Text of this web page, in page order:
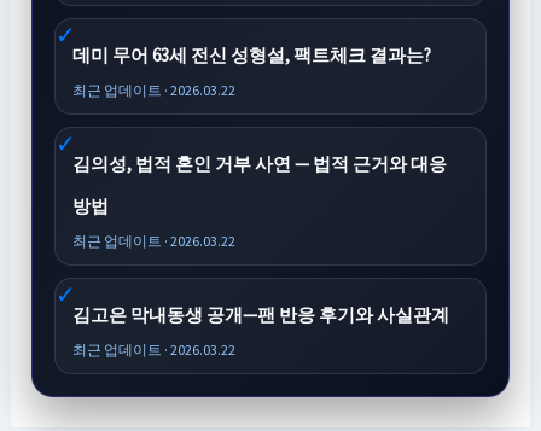
데미 무어 63세 전신 성형설, 팩트체크 결과는?
최근 업데이트 · 2026.03.22
김의성, 법적 혼인 거부 사연 — 법적 근거와 대응
방법
최근 업데이트 · 2026.03.22
김고은 막내동생 공개—팬 반응 후기와 사실관계
최근 업데이트 · 2026.03.22